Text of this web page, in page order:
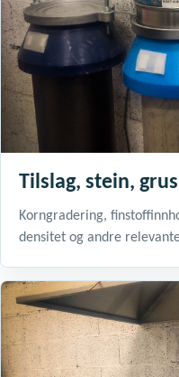
Tilslag, stein,
Korngradering,
densitet og andre